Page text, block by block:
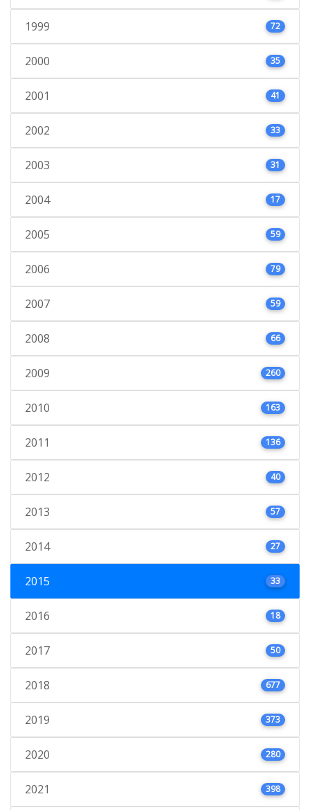
1999 72
2000 35
2001 41
2002 33
2003 31
2004 17
2005 59
2006 79
2007 59
2008 66
2009 260
2010 163
2011 136
2012 40
2013 57
2014 27
2015 33
2016 18
2017 50
2018 677
2019 373
2020 280
2021 398